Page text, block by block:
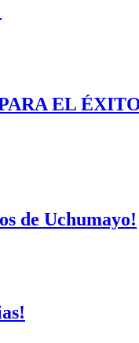
EL
de Uchumayo!